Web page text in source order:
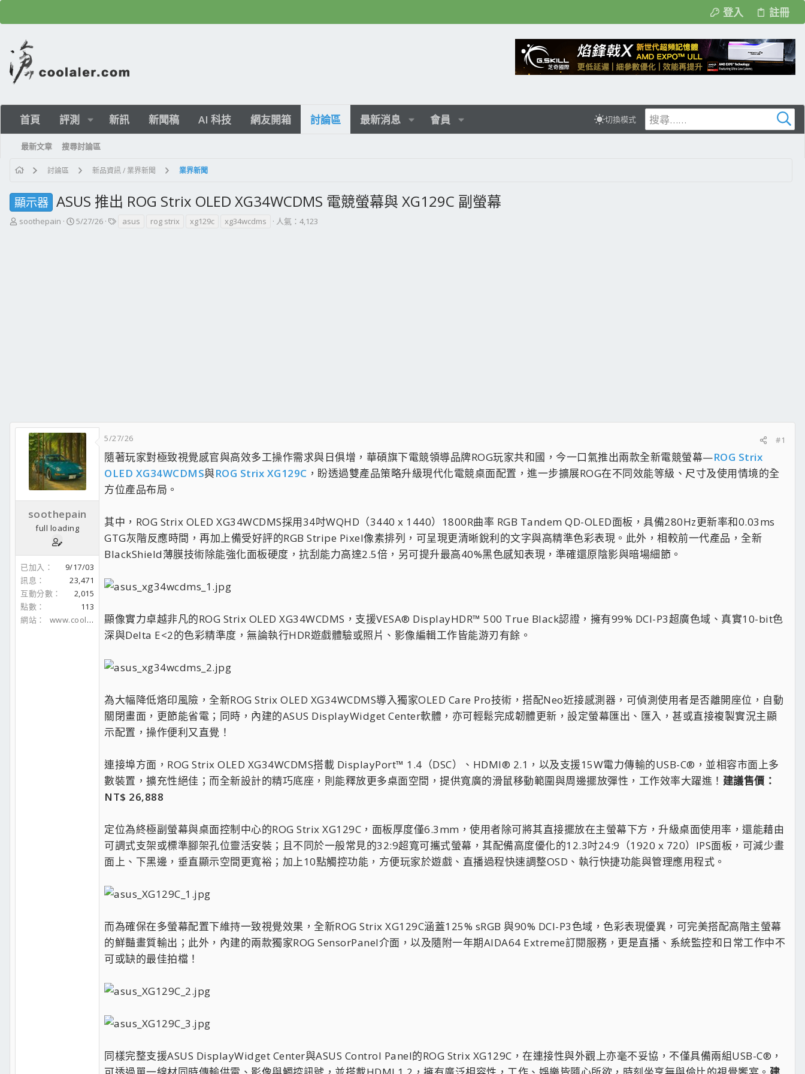
登入 註冊
首頁 評測 新訊 新聞稿 AI 科技 網友開箱 討論區 最新消息 會員 切換模式
最新文章 搜尋討論區
討論區 新品資訊 / 業界新聞 業界新聞
顯示器 ASUS 推出 ROG Strix OLED XG34WCDMS 電競螢幕與 XG129C 副螢幕
主
soothepain
開
5/27/26
標asus rog strix xg129c xg34wcdms 人氣：4,123
soothepain
full loading
已加入
9/17/03
訊息
23,471
互動分數
2,015
點數
113
網站
www.coolaler.com
5/27/26 #1
隨著玩家對極致視覺感官與高效多工操作需求與日俱增，華碩旗下電競領導品牌ROG玩家共和國，今一口氣推出兩款全新電競螢幕—ROG Strix
OLED XG34WCDMS與ROG Strix XG129C ，盼透過雙產品策略升級現代化電競桌面配置，進一步擴展ROG在不同效能等級、尺寸及使用情境的全
方位產品布局。
其中，ROG Strix OLED XG34WCDMS採用34吋WQHD（3440 x 1440）1800R曲率 RGB Tandem QD-OLED面板，具備280Hz更新率和0.03ms
GTG灰階反應時間，再加上備受好評的RGB Stripe Pixel像素排列，可呈現更清晰銳利的文字與高精準色彩表現。此外，相較前一代產品，全新
BlackShield薄膜技術除能強化面板硬度，抗刮能力高達2.5倍，另可提升最高40%黑色感知表現，準確還原陰影與暗場細節。
顯像實力卓越非凡的ROG Strix OLED XG34WCDMS，支援VESA® DisplayHDR™ 500 True Black認證，擁有99% DCI-P3超廣色域、真實10-bit色
深與Delta E<2的色彩精準度，無論執行HDR遊戲體驗或照片、影像編輯工作皆能游刃有餘。
為大幅降低烙印風險，全新ROG Strix OLED XG34WCDMS導入獨家OLED Care Pro技術，搭配Neo近接感測器，可偵測使用者是否離開座位，自動
關閉畫面，更節能省電；同時，內建的ASUS DisplayWidget Center軟體，亦可輕鬆完成韌體更新，設定螢幕匯出、匯入，甚或直接複製實況主顯
示配置，操作便利又直覺！
連接埠方面，ROG Strix OLED XG34WCDMS搭載 DisplayPort™ 1.4（DSC）、HDMI® 2.1，以及支援15W電力傳輸的USB-C®，並相容市面上多
數裝置，擴充性絕佳；而全新設計的精巧底座，則能釋放更多桌面空間，提供寬廣的滑鼠移動範圍與周邊擺放彈性，工作效率大躍進！ 建議售價：
NT$ 26,888
定位為終極副螢幕與桌面控制中心的ROG Strix XG129C，面板厚度僅6.3mm，使用者除可將其直接擺放在主螢幕下方，升級桌面使用率，還能藉由
可調式支架或標準腳架孔位靈活安裝；且不同於一般常見的32:9超寬可攜式螢幕，其配備高度優化的12.3吋24:9（1920 x 720）IPS面板，可減少畫
面上、下黑邊，垂直顯示空間更寬裕；加上10點觸控功能，方便玩家於遊戲、直播過程快速調整OSD、執行快捷功能與管理應用程式。
而為確保在多螢幕配置下維持一致視覺效果，全新ROG Strix XG129C涵蓋125% sRGB 與90% DCI-P3色域，色彩表現優異，可完美搭配高階主螢幕
的鮮豔畫質輸出；此外，內建的兩款獨家ROG SensorPanel介面，以及隨附一年期AIDA64 Extreme訂閱服務，更是直播、系統監控和日常工作中不
可或缺的最佳拍檔！
同樣完整支援ASUS DisplayWidget Center與ASUS Control Panel的ROG Strix XG129C，在連接性與外觀上亦毫不妥協，不僅具備兩組USB-C®，